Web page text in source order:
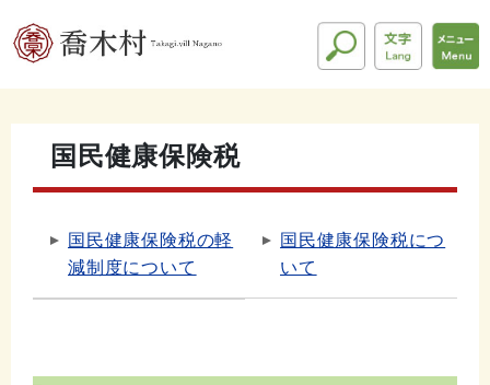
国民健康保険税
国民健康保険税の軽
減制度について
国民健康保険税につ
いて